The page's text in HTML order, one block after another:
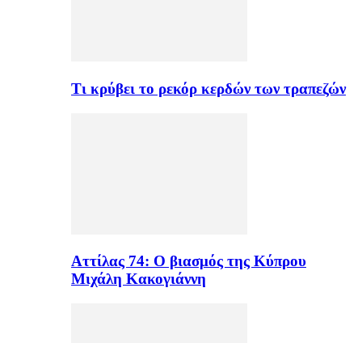
Τι κρύβει το ρεκόρ κερδών των τραπεζών
Αττίλας 74: Ο βιασμός της Κύπρου
Μιχάλη Κακογιάννη